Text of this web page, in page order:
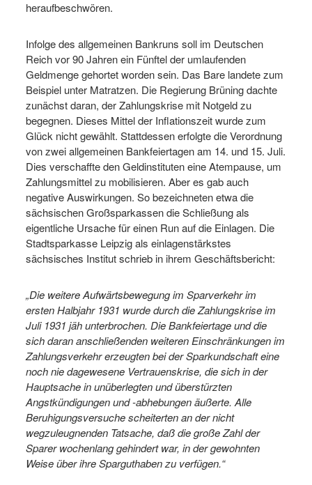
heraufbeschwören.
Infolge des allgemeinen Bankruns soll im Deutschen
Reich vor 90 Jahren ein Fünftel der umlaufenden
Geldmenge gehortet worden sein. Das Bare landete zum
Beispiel unter Matratzen. Die Regierung Brüning dachte
zunächst daran, der Zahlungskrise mit Notgeld zu
begegnen. Dieses Mittel der Inflationszeit wurde zum
Glück nicht gewählt. Stattdessen erfolgte die Verordnung
von zwei allgemeinen Bankfeiertagen am 14. und 15. Juli.
Dies verschaffte den Geldinstituten eine Atempause, um
Zahlungsmittel zu mobilisieren. Aber es gab auch
negative Auswirkungen. So bezeichneten etwa die
sächsischen Großsparkassen die Schließung als
eigentliche Ursache für einen Run auf die Einlagen. Die
Stadtsparkasse Leipzig als einlagenstärkstes
sächsisches Institut schrieb in ihrem Geschäftsbericht:
„Die weitere Aufwärtsbewegung im Sparverkehr im
ersten Halbjahr 1931 wurde durch die Zahlungskrise im
Juli 1931 jäh unterbrochen. Die Bankfeiertage und die
sich daran anschließenden weiteren Einschränkungen im
Zahlungsverkehr erzeugten bei der Sparkundschaft eine
noch nie dagewesene Vertrauenskrise, die sich in der
Hauptsache in unüberlegten und überstürzten
Angstkündigungen und -abhebungen äußerte. Alle
Beruhigungsversuche scheiterten an der nicht
wegzuleugnenden Tatsache, daß die große Zahl der
Sparer wochenlang gehindert war, in der gewohnten
Weise über ihre Sparguthaben zu verfügen.“